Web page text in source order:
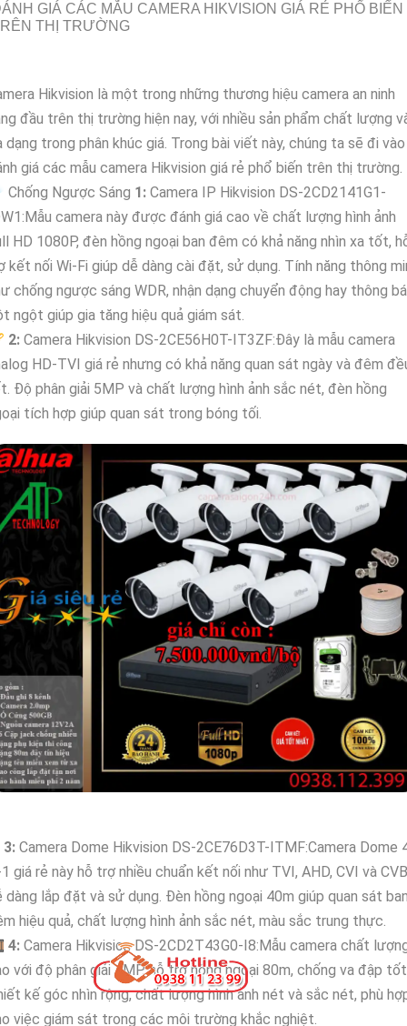
GIÁ CÁC MẪU CAMERA HIKVISION GIÁ RẺ PHỔ BIẾN
THỊ TRƯỜNG
Hikvision là một trong những thương hiệu camera an ninh
đầu trên thị trường hiện nay, với nhiều sản phẩm chất lượng
dạng trong phân khúc giá. Trong bài viết này, chúng ta sẽ đi vào
giá các mẫu camera Hikvision giá rẻ phổ biến trên thị trường.
Ngược Sáng 1: Camera IP Hikvision DS-2CD2141G1-
camera này được đánh giá cao về chất lượng hình ảnh
HD 1080P, đèn hồng ngoại ban đêm có khả năng nhìn xa tốt,
kết nối Wi-Fi giúp dễ dàng cài đặt, sử dụng. Tính năng thông
chống ngược sáng WDR, nhận dạng chuyển động hay thông
ngột giúp gia tăng hiệu quả giám sát.
2: Camera Hikvision DS-2CE56H0T-IT3ZF:Đây là mẫu camera
HD-TVI giá rẻ nhưng có khả năng quan sát ngày và đêm
Độ phân giải 5MP và chất lượng hình ảnh sắc nét, đèn hồng
tích hợp giúp quan sát trong bóng tối.
3: Camera Dome Hikvision DS-2CE76D3T-ITMF:Camera Dome
giá rẻ này hỗ trợ nhiều chuẩn kết nối như TVI, AHD, CVI và
dàng lắp đặt và sử dụng. Đèn hồng ngoại 40m giúp quan sát
hiệu quả, chất lượng hình ảnh sắc nét, màu sắc trung thực.
4: Camera Hikvision DS-2CD2T43G0-I8:Mẫu camera chất
với độ phân giải 4MP, hỗ trợ hồng ngoại 80m, chống va đập
kế góc nhìn rộng, chất lượng hình ảnh nét và sắc nét, phù
việc giám sát trong các môi trường khắc nghiệt.